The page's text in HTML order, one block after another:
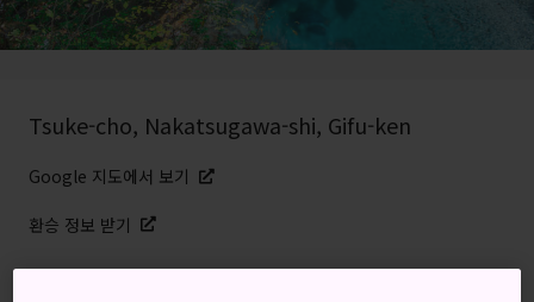
Tsuke-cho, Nakatsugawa-shi, Gifu-ken
Google 지도에서 보기
환승 정보 받기